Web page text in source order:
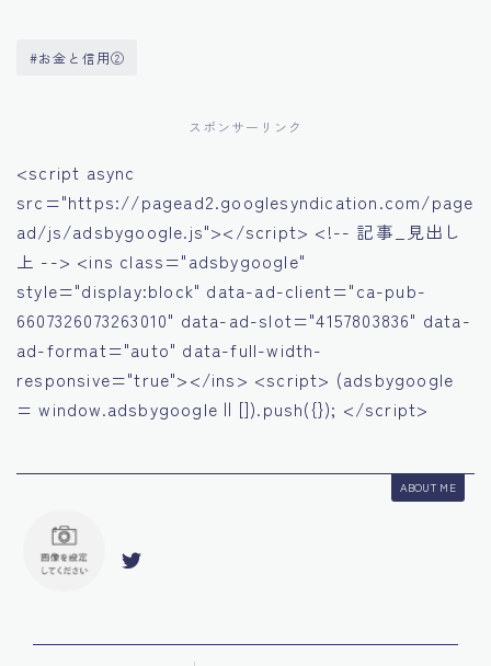
#お金と信用②
スポンサーリンク
<script async
src="https://pagead2.googlesyndication.com/page
ad/js/adsbygoogle.js"></script> <!-- 記事_見出し
上 --> <ins class="adsbygoogle"
style="display:block" data-ad-client="ca-pub-
6607326073263010" data-ad-slot="4157803836" data-
ad-format="auto" data-full-width-
responsive="true"></ins> <script> (adsbygoogle
= window.adsbygoogle || []).push({}); </script>
ABOUT ME